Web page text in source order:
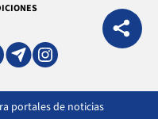
portales de noticias